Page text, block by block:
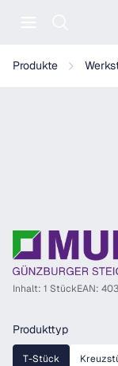
Produkte
Munk Rohrverbinder
Inhalt: 1 StückEAN:
Produkttypauswählen
T-Stück